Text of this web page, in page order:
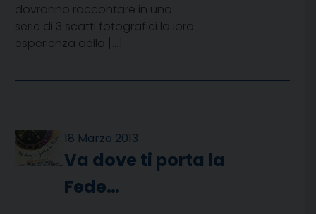
dovranno raccontare in una
serie di 3 scatti fotografici la loro
esperienza della […]
18 Marzo 2013
Va dove ti porta la
Fede…